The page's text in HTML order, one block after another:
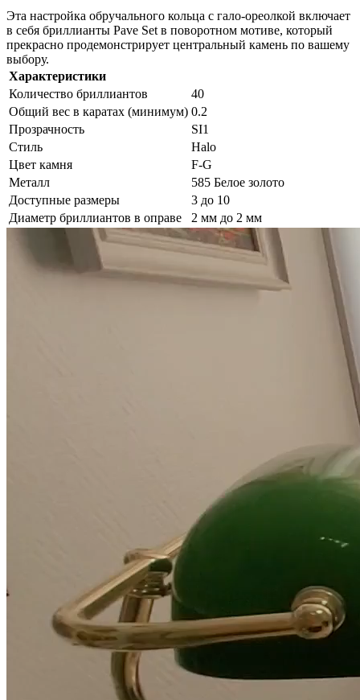
Эта настройка обручального кольца с гало-ореолкой включает
в себя бриллианты Pave Set в поворотном мотиве, который
прекрасно продемонстрирует центральный камень по вашему
выбору.
Характеристики
Количество бриллиантов
40
Общий вес в каратах (минимум) 0.2
Прозрачность
SI1
Стиль
Halo
Цвет камня
F-G
Металл
585 Белое золото
Доступные размеры
3 до 10
Диаметр бриллиантов в оправе
2 мм до 2 мм